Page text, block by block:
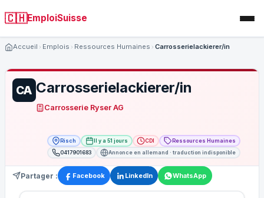
🇨🇭EmploiSuisse
Accueil Emplois Ressources Humaines Carrosserielackierer/in
CA Carrosserielackierer/in
Carrosserie Ryser AG
Risch Il y a 51 jours CDI
Ressources Humaines
0417901683
Annonce en allemand · traduction indisponible
Partager : Facebook LinkedIn WhatsApp